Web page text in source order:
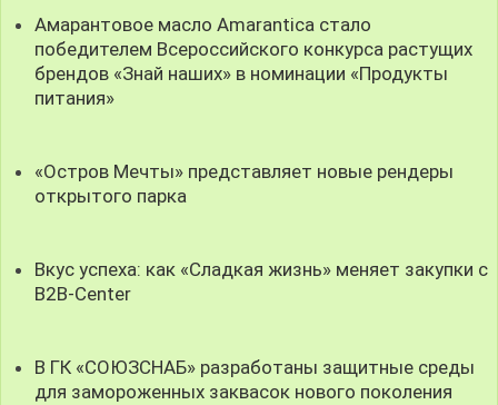
Амарантовое масло Amarantica стало
победителем Всероссийского конкурса растущих
брендов «Знай наших» в номинации «Продукты
питания»
«Остров Мечты» представляет новые рендеры
открытого парка
Вкус успеха: как «Сладкая жизнь» меняет закупки с
B2B-Center
В ГК «СОЮЗСНАБ» разработаны защитные среды
для замороженных заквасок нового поколения